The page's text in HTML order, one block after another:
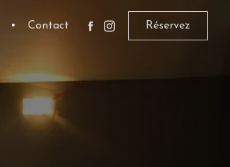
• Contact Réservez